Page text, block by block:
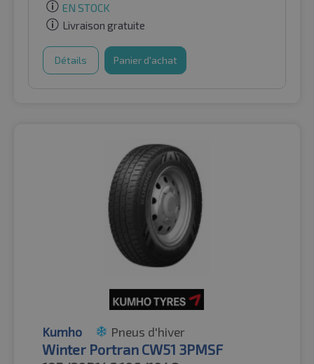
EN STOCK
Livraison gratuite
Détails Panier d'achat
Kumho Pneus d'hiver
Winter Portran CW51 3PMSF